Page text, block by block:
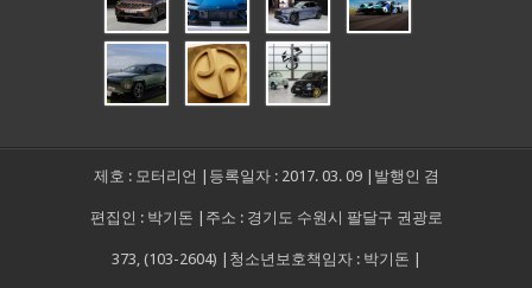
제호 : 모터리언 |등록일자 : 2017. 03. 09 |발행인 겸
편집인 : 박기돈 |주소 : 경기도 수원시 팔달구 권광로
373, (103-2604) |청소년보호책임자 : 박기돈 |